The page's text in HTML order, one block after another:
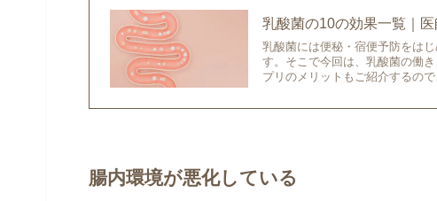
乳酸菌の10の効果一覧｜
乳酸菌には便秘・宿便予防をは
す。そこで今回は、乳酸菌の働
プリのメリットもご紹介するの
腸内環境が悪化している